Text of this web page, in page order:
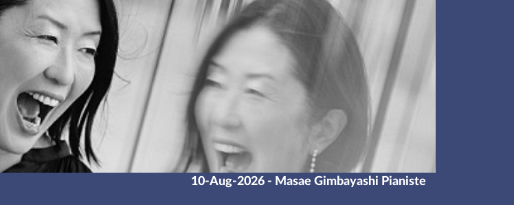
10-Aug-2026 - Masae Gimbayashi Pianiste